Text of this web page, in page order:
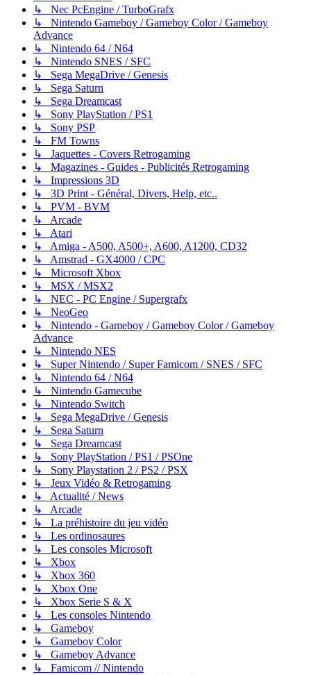
↳ Nec PcEngine / TurboGrafx
↳ Nintendo Gameboy / Gameboy Color / Gameboy
Advance
↳ Nintendo 64 / N64
↳ Nintendo SNES / SFC
↳ Sega MegaDrive / Genesis
↳ Sega Saturn
↳ Sega Dreamcast
↳ Sony PlayStation / PS1
↳ Sony PSP
↳ FM Towns
↳ Jaquettes - Covers Retrogaming
↳ Magazines - Guides - Publicités Retrogaming
↳ Impressions 3D
↳ 3D Print - Général, Divers, Help, etc..
↳ PVM - BVM
↳ Arcade
↳ Atari
↳ Amiga - A500, A500+, A600, A1200, CD32
↳ Amstrad - GX4000 / CPC
↳ Microsoft Xbox
↳ MSX / MSX2
↳ NEC - PC Engine / Supergrafx
↳ NeoGeo
↳ Nintendo - Gameboy / Gameboy Color / Gameboy
Advance
↳ Nintendo NES
↳ Super Nintendo / Super Famicom / SNES / SFC
↳ Nintendo 64 / N64
↳ Nintendo Gamecube
↳ Nintendo Switch
↳ Sega MegaDrive / Genesis
↳ Sega Saturn
↳ Sega Dreamcast
↳ Sony PlayStation / PS1 / PSOne
↳ Sony Playstation 2 / PS2 / PSX
↳ Jeux Vidéo & Retrogaming
↳ Actualité / News
↳ Arcade
↳ La préhistoire du jeu vidéo
↳ Les ordinosaures
↳ Les consoles Microsoft
↳ Xbox
↳ Xbox 360
↳ Xbox One
↳ Xbox Serie S & X
↳ Les consoles Nintendo
↳ Gameboy
↳ Gameboy Color
↳ Gameboy Advance
↳ Famicom // Nintendo